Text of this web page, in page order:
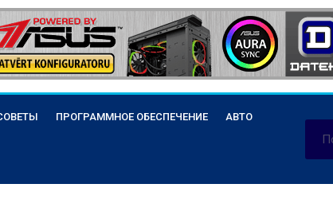
ПРОГРАММНОЕ ОБЕСПЕЧЕНИЕ АВТО